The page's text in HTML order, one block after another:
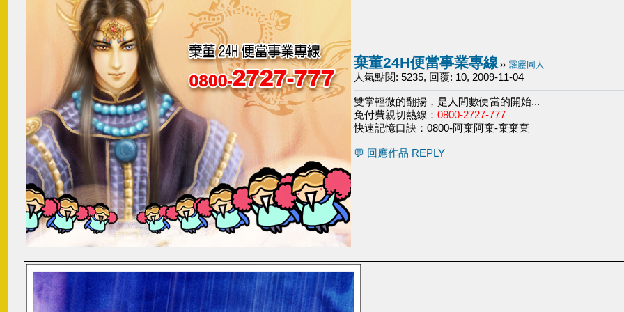
棄董24H便當事業專線 ›› 霹靂同人
人氣點閱: 5235, 回覆: 10, 2009-11-04
雙掌輕微的翻揚，是人間數便當的開始...
免付費親切熱線： 0800-2727-777
快速記憶口訣：0800-阿棄阿棄-棄棄棄
💬 回應作品 REPLY